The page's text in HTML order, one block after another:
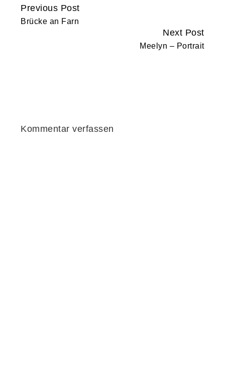
Continue
Reading
Previous Post
Brücke an Farn
Next Post
Meelyn – Portrait
Kommentar verfassen